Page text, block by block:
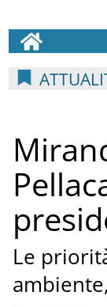
Le